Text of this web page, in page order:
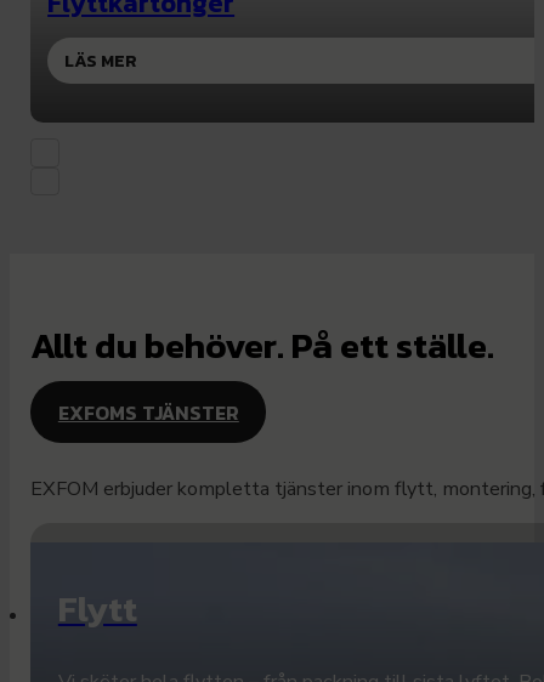
LÄS MER
Allt du behöver. På ett ställe.
EXFOMS TJÄNSTER
EXFOM erbjuder kompletta tjänster inom flytt,
Flytt